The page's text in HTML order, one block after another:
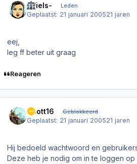
-Niels- Leden
Geplaatst: 21 januari 200521 jaren
eej,
leg ff beter uit graag
Reageren
Scott16 Geblokkeerd
Geplaatst: 21 januari 200521 jaren
Hij bedoeld wachtwoord en
Deze heb je nodig om in te loggen